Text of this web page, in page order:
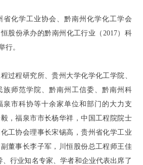
省化学工业协会、黔南州化学化工学会
股份承办的黔南州化工行业（2017）科
行。
过程研究所、贵州大学化学化工学院、
族师范学院、黔南州工信委、黔南州科
泉市科协等十余家单位和部门的大力支
，福泉市市长杨华祥，中国工程院院士
工协会理事长宋锡高，贵州省化学工业
董事长李子军，川恒股份总工程师王佳
、行业知名专家、学者和企业代表出席了